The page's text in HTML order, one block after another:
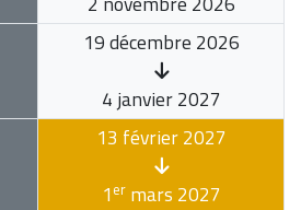
19 décembre 2026
4 janvier 2027
13 février 2027
1ermars 2027